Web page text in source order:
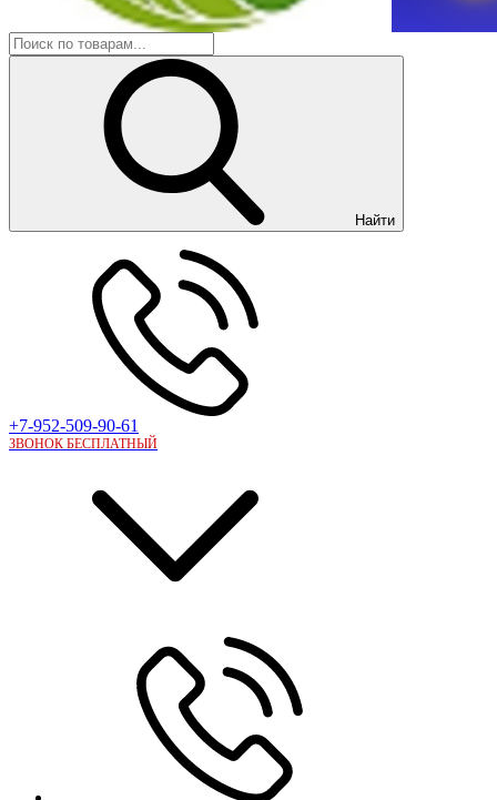
Найти
+7-952-509-90-61
ЗВОНОК БЕСПЛАТНЫЙ